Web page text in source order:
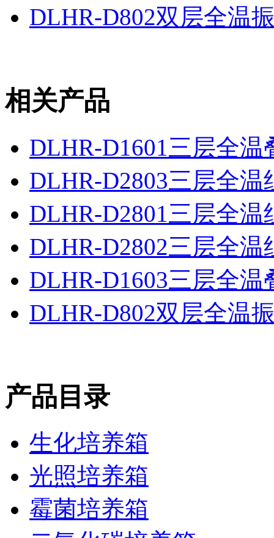
DLHR-D802双层全温
相关产品
DLHR-D1601三层全温
DLHR-D2803三层全温
DLHR-D2801三层全温
DLHR-D2802三层全温
DLHR-D1603三层全温
DLHR-D802双层全温
产品目录
生化培养箱
光照培养箱
霉菌培养箱